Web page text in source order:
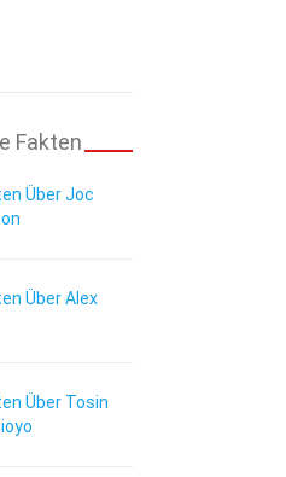
Fakten
Über Joc
Über Alex
Über Tosin